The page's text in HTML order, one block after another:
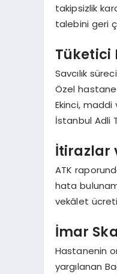
takipsizlik
talebini geri
Tüketici
Savcılık
Özel
Ekinci,
İstanbul Adli
İtirazlar
ATK
hata
vekâlet
İmar
Hastanenin
yargılanan